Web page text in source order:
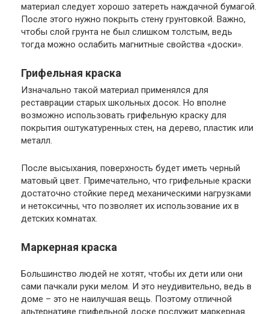
материал следует хорошо затереть наждачной бумагой.
После этого нужно покрыть стену грунтовкой. Важно,
чтобы слой грунта не был слишком толстым, ведь
тогда можно ослабить магнитные свойства «доски».
Грифельная краска
Изначально такой материал применялся для
реставрации старых школьных досок. Но вполне
возможно использовать грифельную краску для
покрытия оштукатуренных стен, на дерево, пластик или
металл.
После высыхания, поверхность будет иметь черный
матовый цвет. Примечательно, что грифельные краски
достаточно стойкие перед механическими нагрузками
и нетоксичны, что позволяет их использование их в
детских комнатах.
Маркерная краска
Большинство людей не хотят, чтобы их дети или они
сами пачкали руки мелом. И это неудивительно, ведь в
доме – это не наилучшая вещь. Поэтому отличной
альтернативе грифельной доске послужит маркерная.